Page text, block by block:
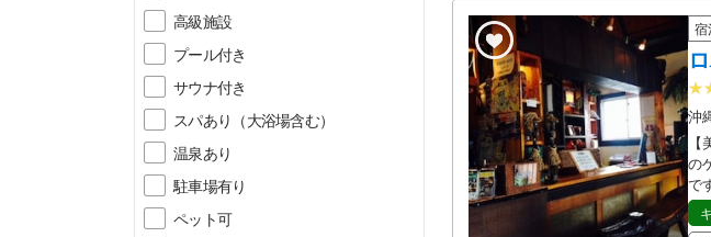
高級施設
プール付き
サウナ付き
スパあり（大浴場含む）
温泉あり
駐車場有り
ペット可
宿
沖
の
で